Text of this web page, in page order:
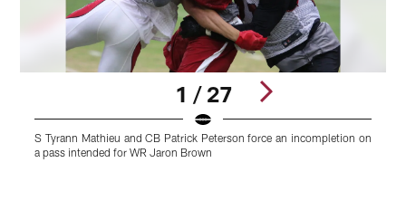
1 / 27
S Tyrann Mathieu and CB Patrick Peterson force an incompletion on
a pass intended for WR Jaron Brown